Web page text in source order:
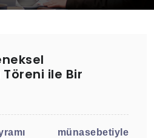
ile Bir
münasebetiyle